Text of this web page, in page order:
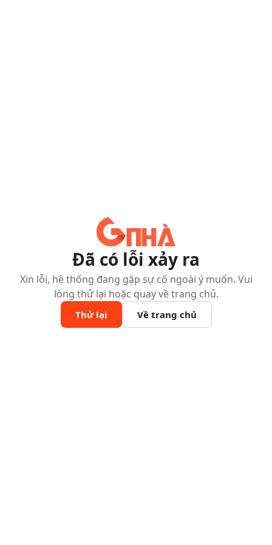
Đã có lỗi xảy ra
Xin lỗi, hệ thống đang gặp sự cố ngoài ý muốn. Vui
lòng thử lại hoặc quay về trang chủ.
Thử lại Về trang chủ